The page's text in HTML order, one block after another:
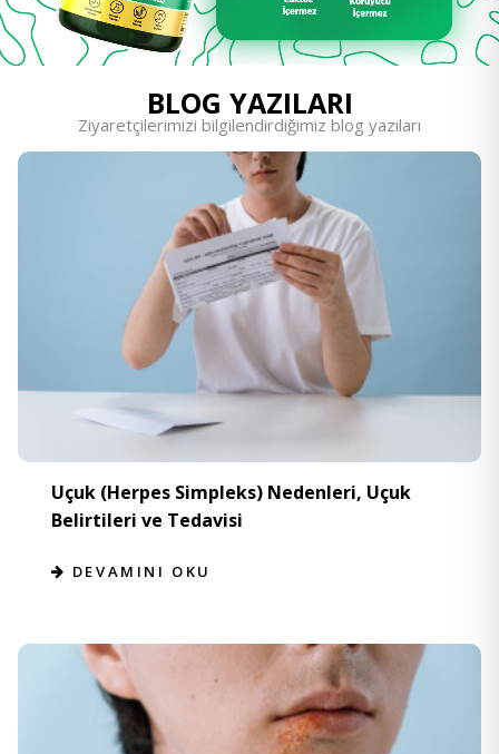
BLOG YAZILARI
Ziyaretçilerimizi bilgilendirdiğimiz blog yazıları
Uçuk (Herpes Simpleks) Nedenleri, Uçuk
Belirtileri ve Tedavisi
DEVAMINI OKU